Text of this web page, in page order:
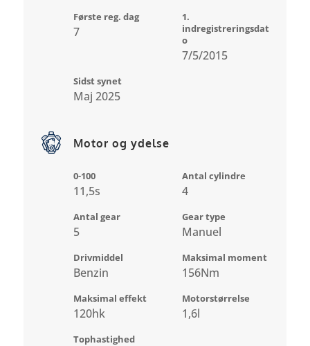
Første reg. dag
7
1.
indregistreringsdat
o
7/5/2015
Sidst synet
Maj 2025
Motor og ydelse
0-100
11,5s
Antal cylindre
4
Antal gear
5
Gear type
Manuel
Drivmiddel
Benzin
Maksimal moment
156Nm
Maksimal effekt
120hk
Motorstørrelse
1,6l
Tophastighed